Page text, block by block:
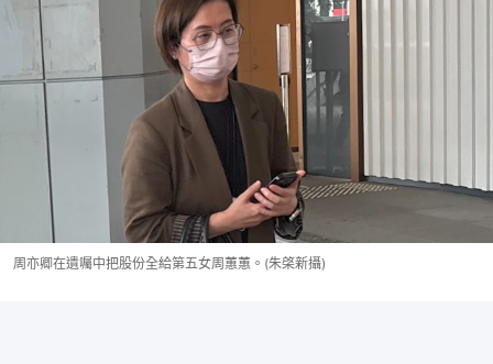
周亦卿在遺囑中把股份全給第五女周蕙蕙。(朱棨新攝)